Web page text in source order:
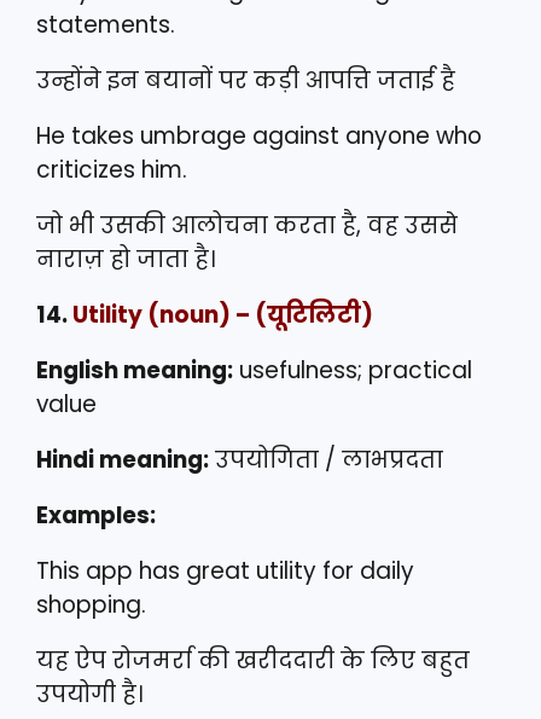
statements.
उन्होंने इन बयानों पर कड़ी आपत्ति जताई है
He takes umbrage against anyone who
criticizes him.
जो भी उसकी आलोचना करता है, वह उससे
नाराज़ हो जाता है।
14.Utility (noun) – (यूटिलिटी)
English meaning: usefulness; practical
value
Hindi meaning:उपयोगिता / लाभप्रदता
Examples:
This app has great utility for daily
shopping.
यह ऐप रोजमर्रा की खरीददारी के लिए बहुत
उपयोगी है।